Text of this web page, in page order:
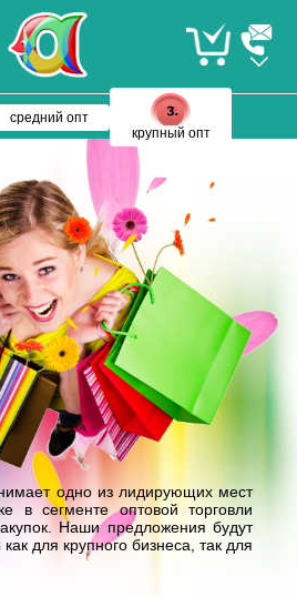
средний опт
крупный опт
одно из лидирующих мест
в сегменте оптовой торговли
Наши предложения будут
для крупного бизнеса, так для